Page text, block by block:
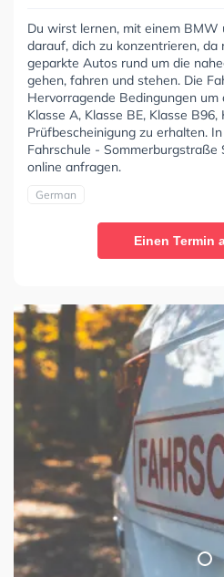
Du wirst lernen, mit einem
darauf, dich zu konzentrieren, da
geparkte Autos rund um die
gehen, fahren und stehen. Die
Hervorragende Bedingungen um
Klasse A, Klasse BE, Klasse
Prüfbescheinigung zu erhalten.
Fahrschule - Sommerburgstraße
online anfragen.
German
Einen Termin